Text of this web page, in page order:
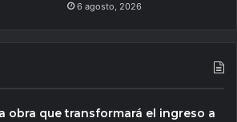
6 agosto, 2026
obra que transformará el ingreso a